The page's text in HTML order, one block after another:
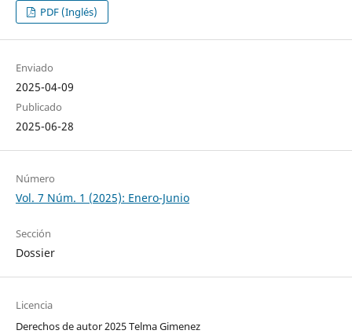
PDF (Inglés)
Enviado
2025-04-09
Publicado
2025-06-28
Número
Vol. 7 Núm. 1 (2025): Enero-Junio
Sección
Dossier
Licencia
Derechos de autor 2025 Telma Gimenez